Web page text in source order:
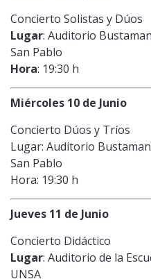
Concierto Solistas y Dúos
Lugar: Auditorio
San Pablo
Hora: 19:30 h
Miércoles 10 de Junio
Concierto Dúos y Tríos
Lugar: Auditorio
San Pablo
Hora: 19:30 h
Jueves 11 de Junio
Concierto Didáctico
Lugar: Auditorio de la
UNSA